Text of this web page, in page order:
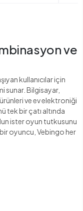
ve
kullanıcılar için
sunar. Bilgisayar,
ve ev elektroniği
tek bir çatı altında
ister oyun tutkusunu
oyuncu, Vebingo her